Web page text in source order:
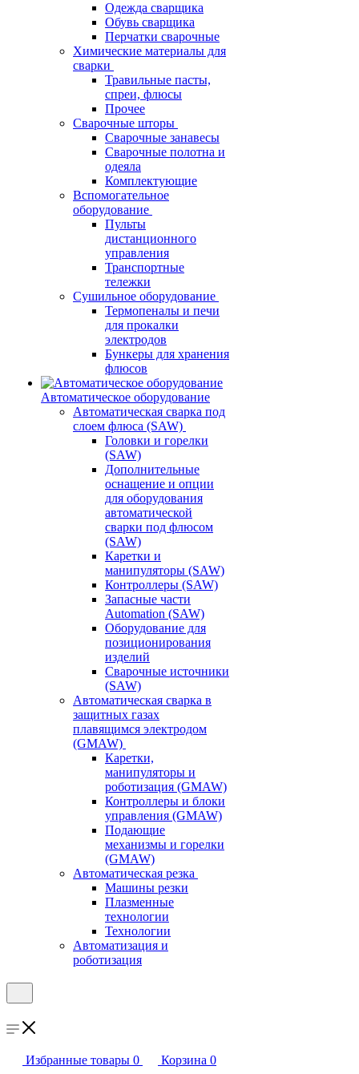
Одежда сварщика
Обувь сварщика
Перчатки сварочные
Химические материалы для
сварки
Травильные пасты,
спреи, флюсы
Прочее
Сварочные шторы
Сварочные занавесы
Сварочные полотна и
одеяла
Комплектующие
Вспомогательное
оборудование
Пульты
дистанционного
управления
Транспортные
тележки
Сушильное оборудование
Термопеналы и печи
для прокалки
электродов
Бункеры для хранения
флюсов
Автоматическое оборудование
Автоматическая сварка под
слоем флюса (SAW)
Головки и горелки
(SAW)
Дополнительные
оснащение и опции
для оборудования
автоматической
сварки под флюсом
(SAW)
Каретки и
манипуляторы (SAW)
Контроллеры (SAW)
Запасные части
Automation (SAW)
Оборудование для
позиционирования
изделий
Сварочные источники
(SAW)
Автоматическая сварка в
защитных газах
плавящимся электродом
(GMAW)
Каретки,
манипуляторы и
роботизация (GMAW)
Контроллеры и блоки
управления (GMAW)
Подающие
механизмы и горелки
(GMAW)
Автоматическая резка
Машины резки
Плазменные
технологии
Технологии
Автоматизация и
роботизация
Избранные товары 0 Корзина 0